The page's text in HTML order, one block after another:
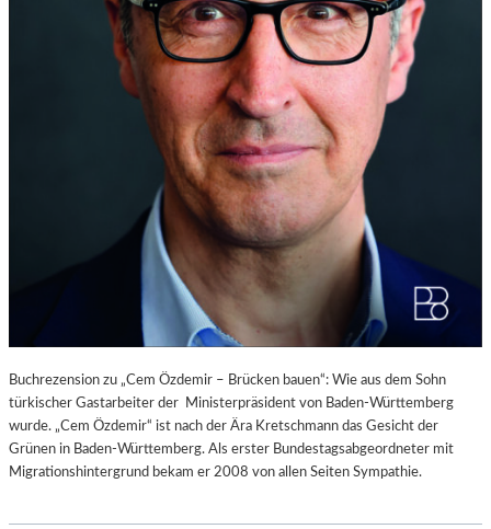
Buchrezension zu „Cem Özdemir – Brücken bauen“: Wie aus dem Sohn
türkischer Gastarbeiter der Ministerpräsident von Baden-Württemberg
wurde. „Cem Özdemir“ ist nach der Ära Kretschmann das Gesicht der
Grünen in Baden-Württemberg. Als erster Bundestagsabgeordneter mit
Migrationshintergrund bekam er 2008 von allen Seiten Sympathie.